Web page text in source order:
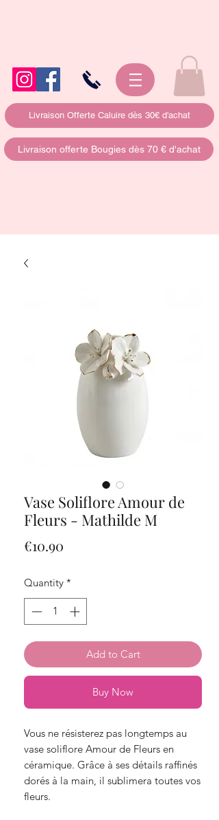
Livraison Offerte Caluire dès 30€ d'achat
Livraison offerte Bougies dès 70 € d'achat
Vase Soliflore Amour de
Fleurs - Mathilde M
€10.90
Quantity *
Add to Cart
Buy Now
Vous ne résisterez pas longtemps au
vase soliflore Amour de Fleurs en
céramique. Grâce à ses détails raffinés
dorés à la main, il sublimera toutes vos
fleurs.